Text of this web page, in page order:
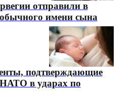
отправили в
имени сына
подтверждающие
в ударах по